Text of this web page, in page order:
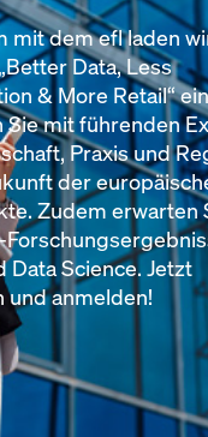
mit dem efl laden
Data, Less
& More Retail“
Sie mit führenden
Praxis und
der
Zudem erwarten
Data Science. Jetzt
und anmelden!